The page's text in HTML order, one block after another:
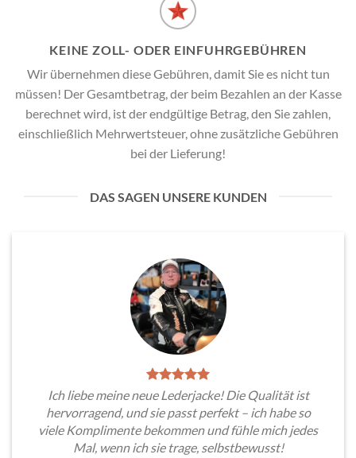
KEINE ZOLL- ODER EINFUHRGEBÜHREN
Wir übernehmen diese Gebühren, damit Sie es nicht tun
müssen! Der Gesamtbetrag, der beim Bezahlen an der Kasse
berechnet wird, ist der endgültige Betrag, den Sie zahlen,
einschließlich Mehrwertsteuer, ohne zusätzliche Gebühren
bei der Lieferung!
DAS SAGEN UNSERE KUNDEN
Ich liebe meine neue Lederjacke! Die Qualität ist
hervorragend, und sie passt perfekt – ich habe so
viele Komplimente bekommen und fühle mich jedes
Mal, wenn ich sie trage, selbstbewusst!